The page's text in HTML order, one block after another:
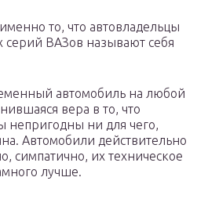
то, что автовладельцы
серий ВАЗов называют себя
автомобиль на любой
вера в то, что
непригодны ни для чего,
Автомобили действительно
симпатично, их техническое
лучше.